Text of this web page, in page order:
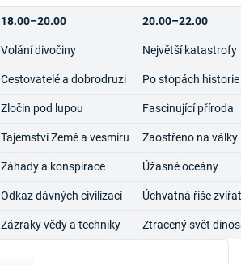
18.00–20.00 20.00–22.00
Volání divočiny Největší katastrofy
Cestovatelé a dobrodruzi Po stopách historie
Zločin pod lupou Fascinující příroda
Tajemství Země a vesmíru Zaostřeno na války
Záhady a konspirace Úžasné oceány
Odkaz dávných civilizací Úchvatná říše zvířat
Zázraky vědy a techniky Ztracený svět